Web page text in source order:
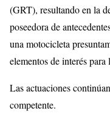
(GRT), resultando en la
poseedora de
una motocicleta
elementos de interés
Las actuaciones
competente.